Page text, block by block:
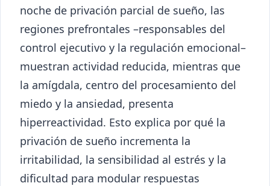
noche de privación parcial de sueño, las
regiones prefrontales –responsables del
control ejecutivo y la regulación emocional–
muestran actividad reducida, mientras que
la amígdala, centro del procesamiento del
miedo y la ansiedad, presenta
hiperreactividad. Esto explica por qué la
privación de sueño incrementa la
irritabilidad, la sensibilidad al estrés y la
dificultad para modular respuestas